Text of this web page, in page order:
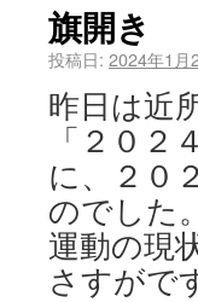
旗開き
投稿日: 2024年1月
昨日は近
「２０
に、２０
のでした
運動の現
さすがで